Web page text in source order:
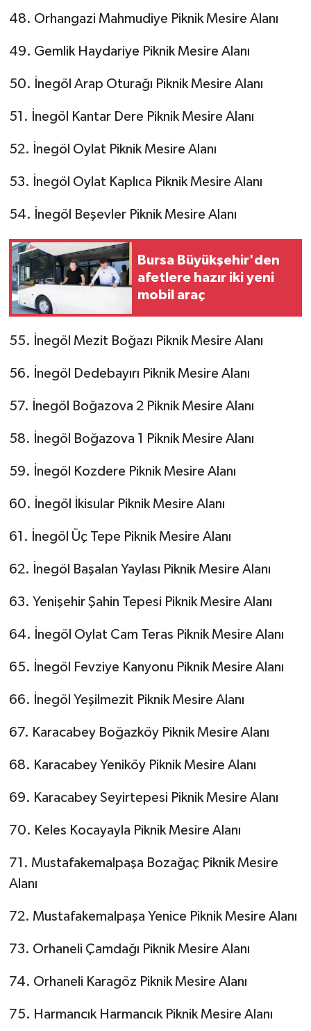
48. Orhangazi Mahmudiye Piknik Mesire Alanı
49. Gemlik Haydariye Piknik Mesire Alanı
50. İnegöl Arap Oturağı Piknik Mesire Alanı
51. İnegöl Kantar Dere Piknik Mesire Alanı
52. İnegöl Oylat Piknik Mesire Alanı
53. İnegöl Oylat Kaplıca Piknik Mesire Alanı
54. İnegöl Beşevler Piknik Mesire Alanı
Bursa Büyükşehir'den
afetlere hazır iki yeni
mobil araç
55. İnegöl Mezit Boğazı Piknik Mesire Alanı
56. İnegöl Dedebayırı Piknik Mesire Alanı
57. İnegöl Boğazova 2 Piknik Mesire Alanı
58. İnegöl Boğazova 1 Piknik Mesire Alanı
59. İnegöl Kozdere Piknik Mesire Alanı
60. İnegöl İkisular Piknik Mesire Alanı
61. İnegöl Üç Tepe Piknik Mesire Alanı
62. İnegöl Başalan Yaylası Piknik Mesire Alanı
63. Yenişehir Şahin Tepesi Piknik Mesire Alanı
64. İnegöl Oylat Cam Teras Piknik Mesire Alanı
65. İnegöl Fevziye Kanyonu Piknik Mesire Alanı
66. İnegöl Yeşilmezit Piknik Mesire Alanı
67. Karacabey Boğazköy Piknik Mesire Alanı
68. Karacabey Yeniköy Piknik Mesire Alanı
69. Karacabey Seyirtepesi Piknik Mesire Alanı
70. Keles Kocayayla Piknik Mesire Alanı
71. Mustafakemalpaşa Bozağaç Piknik Mesire
Alanı
72. Mustafakemalpaşa Yenice Piknik Mesire Alanı
73. Orhaneli Çamdağı Piknik Mesire Alanı
74. Orhaneli Karagöz Piknik Mesire Alanı
75. Harmancık Harmancık Piknik Mesire Alanı